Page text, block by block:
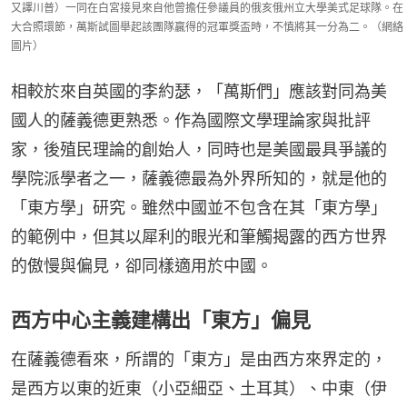
又譯川普）一同在白宮接見來自他曾擔任參議員的俄亥俄州立大學美式足球隊。在
大合照環節，萬斯試圖舉起該團隊贏得的冠軍獎盃時，不慎將其一分為二。（網絡
圖片）
相較於來自英國的李約瑟，「萬斯們」應該對同為美
國人的薩義德更熟悉。作為國際文學理論家與批評
家，後殖民理論的創始人，同時也是美國最具爭議的
學院派學者之一，薩義德最為外界所知的，就是他的
「東方學」研究。雖然中國並不包含在其「東方學」
的範例中，但其以犀利的眼光和筆觸揭露的西方世界
的傲慢與偏見，卻同樣適用於中國。
西方中心主義建構出「東方」偏見
在薩義德看來，所謂的「東方」是由西方來界定的，
是西方以東的近東（小亞細亞、土耳其）、中東（伊